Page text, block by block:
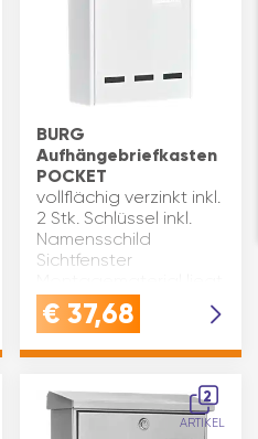
BURG
Aufhängebriefkasten
POCKET
vollflächig verzinkt inkl.
2 Stk. Schlüssel inkl.
Namensschild
Sichtfenster
bei B x H x T(mm): 215 x
315 x 75 Modell:
Stahlblech
Oberfläche: weiß
Einwurfgröße…
€ 37,68
2
ARTIKEL